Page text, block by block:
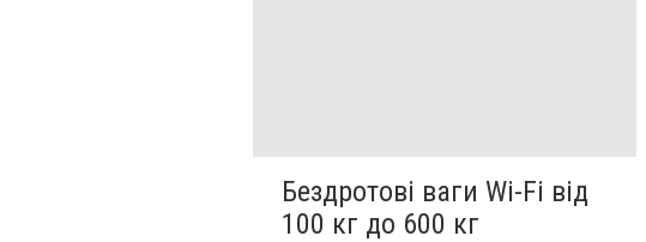
Бездротові ваги Wi-Fi від
100 кг до 600 кг